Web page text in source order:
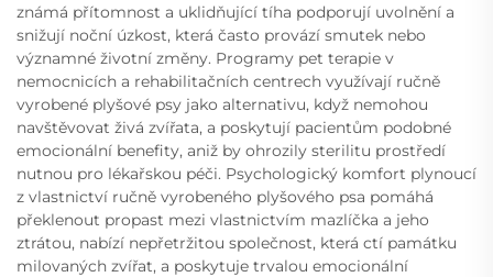
známá přítomnost a uklidňující tíha podporují uvolnění a
snižují noční úzkost, která často provází smutek nebo
významné životní změny. Programy pet terapie v
nemocnicích a rehabilitačních centrech využívají ručně
vyrobené plyšové psy jako alternativu, když nemohou
navštěvovat živá zvířata, a poskytují pacientům podobné
emocionální benefity, aniž by ohrozily sterilitu prostředí
nutnou pro lékařskou péči. Psychologický komfort plynoucí
z vlastnictví ručně vyrobeného plyšového psa pomáhá
překlenout propast mezi vlastnictvím mazlíčka a jeho
ztrátou, nabízí nepřetržitou společnost, která ctí památku
milovaných zvířat, a poskytuje trvalou emocionální